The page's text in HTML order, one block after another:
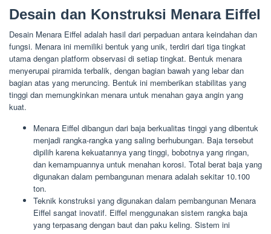
Desain dan Konstruksi Menara Eiffel
Desain Menara Eiffel adalah hasil dari perpaduan antara keindahan dan
fungsi. Menara ini memiliki bentuk yang unik, terdiri dari tiga tingkat
utama dengan platform observasi di setiap tingkat. Bentuk menara
menyerupai piramida terbalik, dengan bagian bawah yang lebar dan
bagian atas yang meruncing. Bentuk ini memberikan stabilitas yang
tinggi dan memungkinkan menara untuk menahan gaya angin yang
kuat.
Menara Eiffel dibangun dari baja berkualitas tinggi yang dibentuk
menjadi rangka-rangka yang saling berhubungan. Baja tersebut
dipilih karena kekuatannya yang tinggi, bobotnya yang ringan,
dan kemampuannya untuk menahan korosi. Total berat baja yang
digunakan dalam pembangunan menara adalah sekitar 10.100
ton.
Teknik konstruksi yang digunakan dalam pembangunan Menara
Eiffel sangat inovatif. Eiffel menggunakan sistem rangka baja
yang terpasang dengan baut dan paku keling. Sistem ini